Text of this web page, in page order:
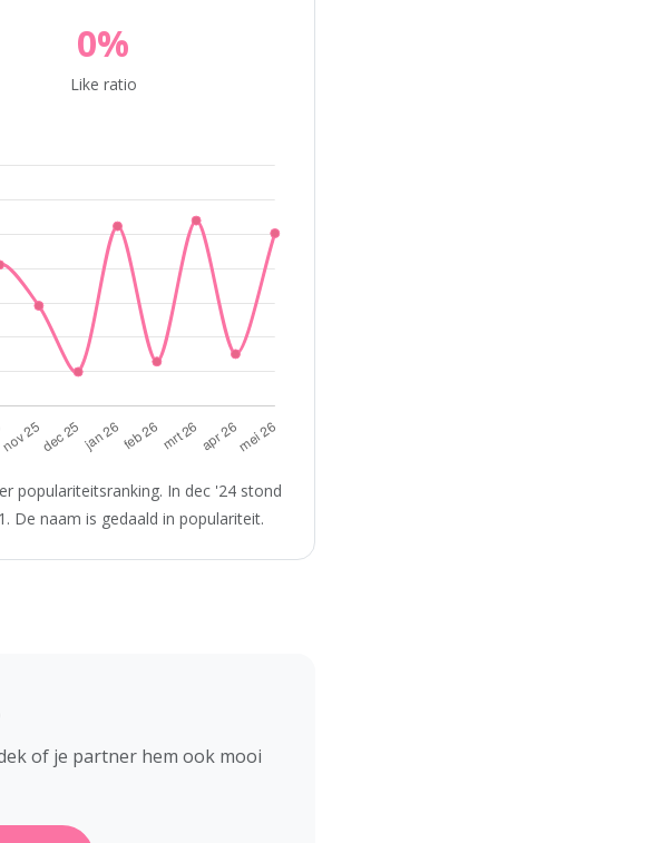
0%
Like ratio
populariteitsranking. In dec '24 stond
De naam is gedaald in populariteit.
of je partner hem ook mooi